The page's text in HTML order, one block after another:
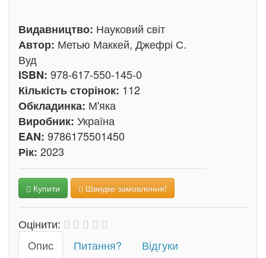
Видавництво: Науковий світ
Автор: Метью Маккей, Джефрі С.
Вуд
ISBN: 978-617-550-145-0
Кількість сторінок: 112
Обкладинка: М'яка
Виробник: Україна
EAN: 9786175501450
Рік: 2023
Купити Швидке замовлення!
Оцінити:
Oпис
Питання?
Відгуки